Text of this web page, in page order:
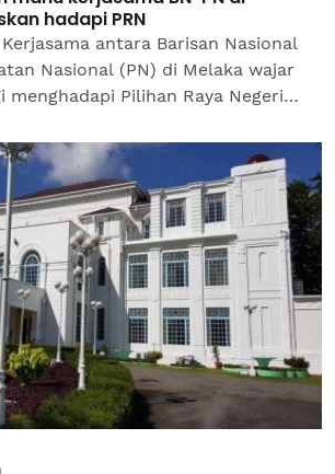
hadapi PRN
antara Barisan Nasional
Nasional (PN) di Melaka wajar
menghadapi Pilihan Raya Negeri